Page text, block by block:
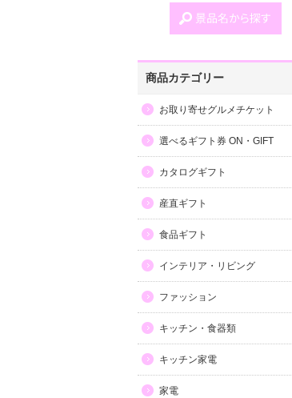
商品カテゴリー
お取り寄せグルメチケット
選べるギフト券 ON・GIFT
カタログギフト
産直ギフト
食品ギフト
インテリア・リビング
ファッション
キッチン・食器類
キッチン家電
家電